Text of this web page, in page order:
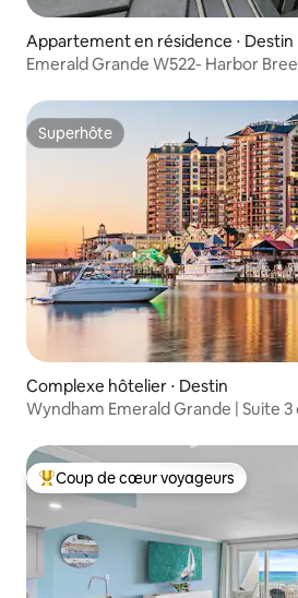
Appartement en résidence ⋅ Destin
Emerald Grande W522- Harbor
Superhôte
Superhôte
Complexe hôtelier ⋅ Destin
Wyndham Emerald Grande | Suite
Coups de cœur voyageurs les plus
Coup de cœur voyageurs